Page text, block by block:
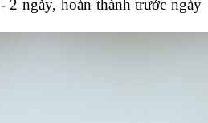
2 ngày, hoàn thành trước ngày